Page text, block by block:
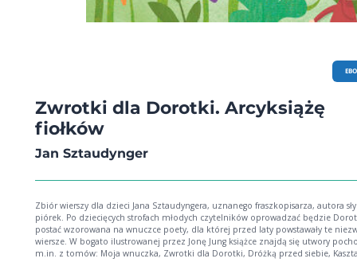
Zwrotki dla Dorotki. Arcyksiążę
fiołków
Jan Sztaudynger
Zbiór wierszy dla dzieci Jana Sztaudyngera, uznanego fraszkopisarza, autora
piórek. Po dziecięcych strofach młodych czytelników oprowadzać będzie
postać wzorowana na wnuczce poety, dla której przed laty powstawały te
wiersze. W bogato ilustrowanej przez Jonę Jung książce znajdą się utwory
m.in. z tomów: Moja wnuczka, Zwrotki dla Dorotki, Dróżką przed siebie,